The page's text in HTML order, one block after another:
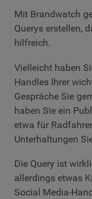
Mit Brandwatch
Querys erstellen,
hilfreich.
Vielleicht haben
Handles Ihrer
Gespräche Sie
haben Sie ein
etwa für
Unterhaltungen
Die Query ist
allerdings etwas
Social Media-